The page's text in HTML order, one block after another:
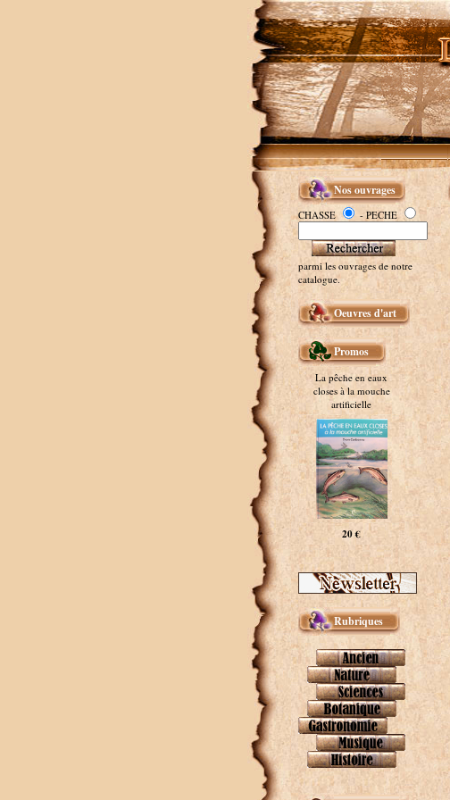
Nos ouvrages
CHASSE - PECHE
parmi les ouvrages de notre
catalogue.
Oeuvres d'art
Promos
La pêche en eaux
closes à la mouche
artificielle
20 €
Rubriques